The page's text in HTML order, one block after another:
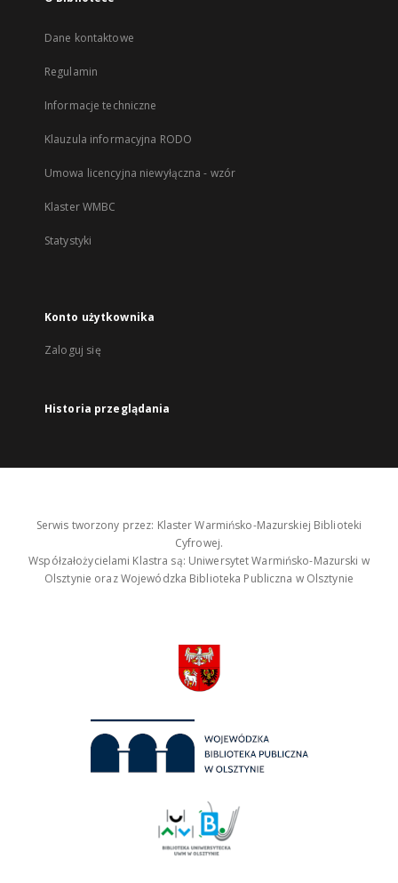
Dane kontaktowe
Regulamin
Informacje techniczne
Klauzula informacyjna RODO
Umowa licencyjna niewyłączna - wzór
Klaster WMBC
Statystyki
Konto użytkownika
Zaloguj się
Historia przeglądania
Serwis tworzony przez: Klaster Warmińsko-Mazurskiej Biblioteki
Cyfrowej.
Współzałożycielami Klastra są: Uniwersytet Warmińsko-Mazurski w
Olsztynie oraz Wojewódzka Biblioteka Publiczna w Olsztynie